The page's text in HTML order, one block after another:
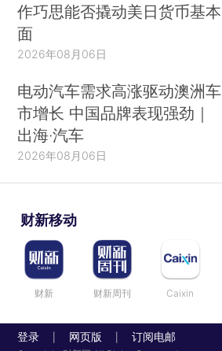
作巧思能否撬动美日货币基本
面
2026年08月06日
电动汽车需求高涨驱动澳洲车
市增长 中国品牌表现强劲｜
出海·汽车
2026年08月06日
财新移动
财新 财新周刊 Caixin
登录 网页版 订阅电邮